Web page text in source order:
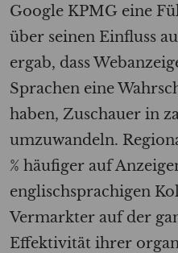
Google KPMG eine
über seinen Einfluss
ergab, dass
Sprachen eine
haben, Zuschauer in
umzuwandeln.
% häufiger auf
englischsprachigen
Vermarkter auf der
Effektivität ihrer